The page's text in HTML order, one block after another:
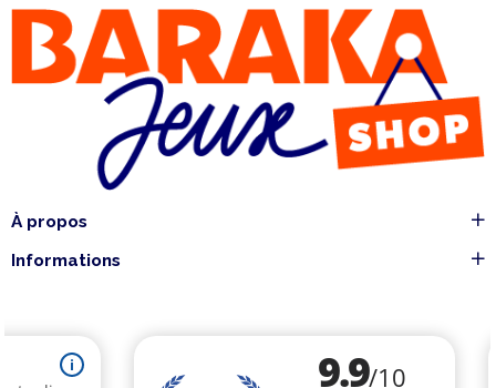
À propos
Informations